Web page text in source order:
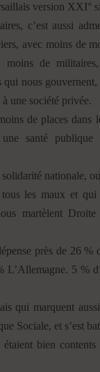
version XXI°
c’est aussi
avec moins de
moins de
qui nous
une société privée.
de places dans
santé
nationale,
tous les maux et
martèlent Droite
près de 26 %
L’Allemagne. 5 %
qui marquent
Sociale, et s’est
bien